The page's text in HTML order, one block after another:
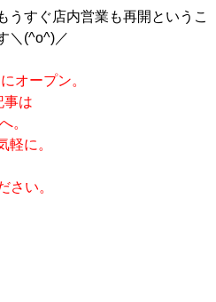
うすぐ店内営業も再開というこ
＼(^o^)／
オープン。
事は
。
に。
さい。